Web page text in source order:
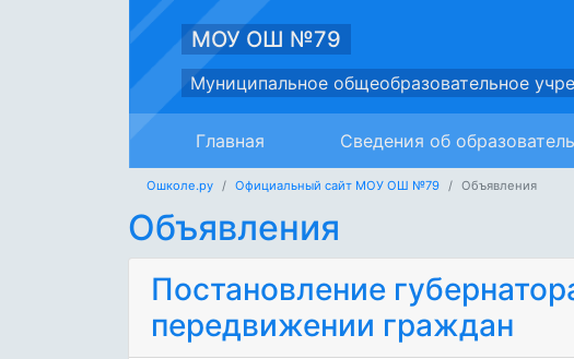
МОУ ОШ №79
Муниципальное общеобразовательное
Главная Сведения об
Ошколе.ру Официальный сайт МОУ ОШ №79 Объявления
Объявления
Постановление
передвижении граждан